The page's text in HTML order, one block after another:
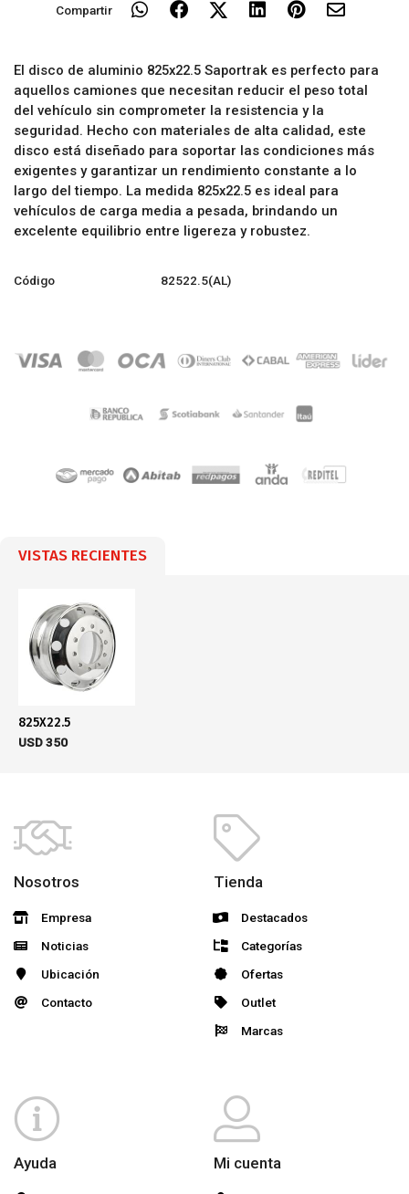
Compartir
El disco de aluminio 825x22.5 Saportrak es perfecto para
aquellos camiones que necesitan reducir el peso total
del vehículo sin comprometer la resistencia y la
seguridad. Hecho con materiales de alta calidad, este
disco está diseñado para soportar las condiciones más
exigentes y garantizar un rendimiento constante a lo
largo del tiempo. La medida 825x22.5 es ideal para
vehículos de carga media a pesada, brindando un
excelente equilibrio entre ligereza y robustez.
Código 82522.5(AL)
VISTAS RECIENTES
825X22.5
USD350
Nosotros
Empresa
Noticias
Ubicación
Contacto
Tienda
Destacados
Categorías
Ofertas
Outlet
Marcas
Ayuda Mi cuenta